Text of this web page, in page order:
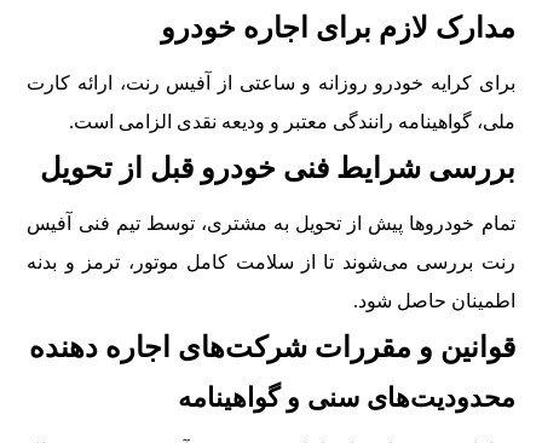
مدارک لازم برای اجاره خودرو
برای کرایه خودرو روزانه و ساعتی از آفیس رنت، ارائه کارت
ملی، گواهینامه رانندگی معتبر و ودیعه نقدی الزامی است.
بررسی شرایط فنی خودرو قبل از تحویل
تمام خودروها پیش از تحویل به مشتری، توسط تیم فنی آفیس
رنت بررسی می‌شوند تا از سلامت کامل موتور، ترمز و بدنه
اطمینان حاصل شود.
قوانین و مقررات شرکت‌های اجاره دهنده
محدودیت‌های سنی و گواهینامه